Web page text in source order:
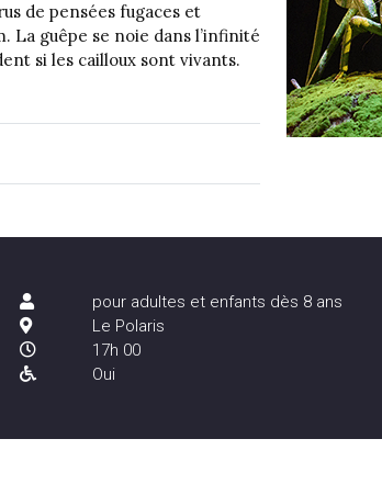
de pensées fugaces et
La guêpe se noie dans l’infinité
si les cailloux sont vivants.
pour adultes et enfants dès 8 ans
Le Polaris
17h 00
Oui